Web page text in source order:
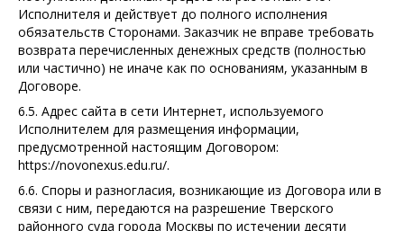
Исполнителя и действует до полного исполнения
обязательств Сторонами. Заказчик не вправе требовать
возврата перечисленных денежных средств (полностью
или частично) не иначе как по основаниям, указанным в
Договоре.
6.5. Адрес сайта в сети Интернет, используемого
Исполнителем для размещения информации,
предусмотренной настоящим Договором:
https://novonexus.edu.ru/.
6.6. Споры и разногласия, возникающие из Договора или в
связи с ним, передаются на разрешение Тверского
районного суда города Москвы по истечении десяти